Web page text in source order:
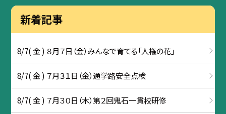
新着記事
8/7( 金 ) ８月７日（金）みんなで育てる「人権の花」
8/7( 金 ) ７月３１日（金）通学路安全点検
8/7( 金 ) ７月３０日（木）第２回鬼石一貫校研修